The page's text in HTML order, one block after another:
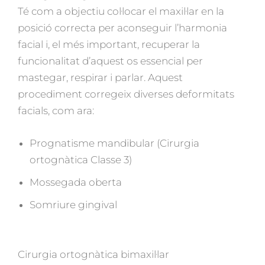
Té com a objectiu col·locar el maxil·lar en la
posició correcta per aconseguir l’harmonia
facial i, el més important, recuperar la
funcionalitat d’aquest os essencial per
mastegar, respirar i parlar. Aquest
procediment corregeix diverses deformitats
facials, com ara:
Prognatisme mandibular (Cirurgia
ortognàtica Classe 3)
Mossegada oberta
Somriure gingival
Cirurgia ortognàtica bimaxil·lar